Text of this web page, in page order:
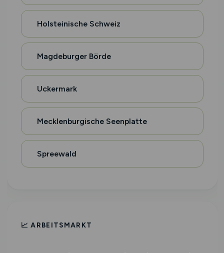
Holsteinische Schweiz
Magdeburger Börde
Uckermark
Mecklenburgische Seenplatte
Spreewald
📈 ARBEITSMARKT